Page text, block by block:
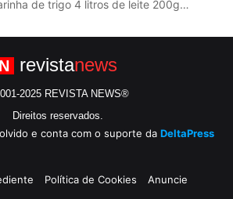
de trigo 4 litros de leite 200g…
N revistanews
2025 REVISTA NEWS®
Direitos reservados.
e conta com o suporte da DeltaPress
Política de Cookies Anuncie